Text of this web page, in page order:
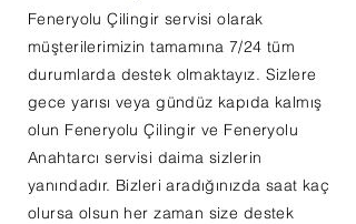
Feneryolu Çilingir servisi olarak
müşterilerimizin tamamına 7/24 tüm
durumlarda destek olmaktayız. Sizlere
gece yarısı veya gündüz kapıda kalmış
olun Feneryolu Çilingir ve Feneryolu
Anahtarcı servisi daima sizlerin
yanındadır. Bizleri aradığınızda saat kaç
olursa olsun her zaman size destek